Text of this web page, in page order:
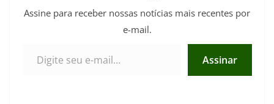
Assine para receber nossas notícias mais recentes por
e-mail.
Assinar